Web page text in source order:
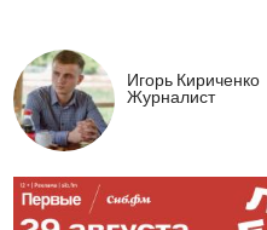
Игорь Кириченко
Журналист